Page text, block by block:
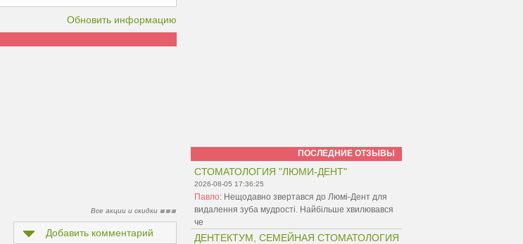
Обновить информацию
Все акции и скидки
Добавить комментарий
ПОСЛЕДНИЕ ОТЗЫВЫ
СТОМАТОЛОГИЯ "ЛЮМИ-ДЕНТ"
2026-08-05 17:36:25
Павло: Нещодавно звертався до Люмі-Дент для
видалення зуба мудрості. Найбільше хвилювався
че
ДЕНТЕКТУМ, СЕМЕЙНАЯ СТОМАТОЛОГИЯ